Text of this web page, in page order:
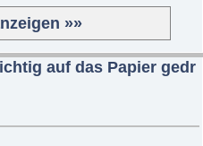
»»
auf das Papier gedr